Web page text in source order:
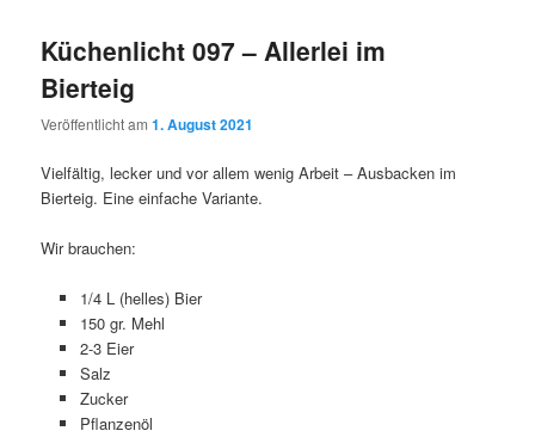
Küchenlicht 097 – Allerlei im
Bierteig
Veröffentlicht am1. August 2021
Vielfältig, lecker und vor allem wenig Arbeit – Ausbacken im
Bierteig. Eine einfache Variante.
Wir brauchen:
1/4 L (helles) Bier
150 gr. Mehl
2-3 Eier
Salz
Zucker
Pflanzenöl